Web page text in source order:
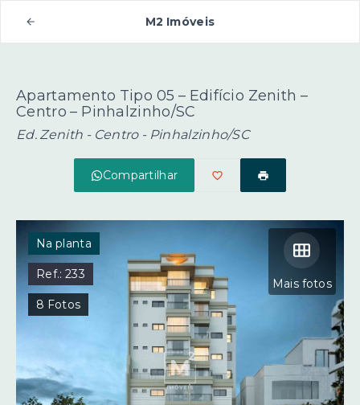
M2 Imóveis
Apartamento Tipo 05 – Edifício Zenith –
Centro – Pinhalzinho/SC
Ed. Zenith - Centro - Pinhalzinho/SC
Compartilhar
Mais fotos
Na planta
Ref.:233
8 Fotos